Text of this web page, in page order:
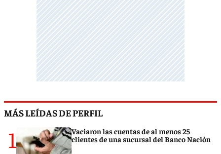
MÁS LEÍDAS DE PERFIL
1
Vaciaron las cuentas de al menos 25
clientes de una sucursal del Banco Nación